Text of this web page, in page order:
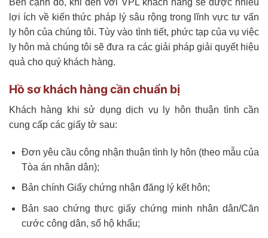
Bên cạnh đó, khi đến với VPL khách hàng sẽ được nhiều
lợi ích về kiến thức pháp lý sâu rộng trong lĩnh vực tư vấn
ly hôn của chúng tôi. Tùy vào tình tiết, phức tạp của vụ việc
ly hôn mà chúng tôi sẽ đưa ra các giải pháp giải quyết hiệu
quả cho quý khách hàng.
Hồ sơ khách hàng cần chuẩn bị
Khách hàng khi sử dụng dịch vụ ly hôn thuận tình cần
cung cấp các giấy tờ sau:
Đơn yêu cầu công nhận thuận tình ly hôn (theo mẫu của
Tòa án nhân dân);
Bản chính Giấy chứng nhận đăng lý kết hôn;
Bản sao chứng thực giấy chứng minh nhân dân/Căn
cước công dân, sổ hộ khẩu;